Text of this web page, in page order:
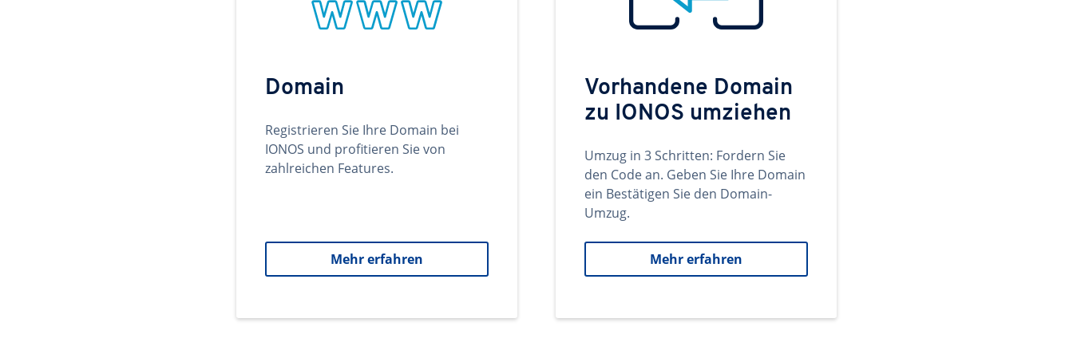
Domain
Registrieren Sie Ihre Domain bei
IONOS und profitieren Sie von
zahlreichen Features.
Mehr erfahren
Vorhandene Domain
zu IONOS umziehen
Umzug in 3 Schritten: Fordern Sie
den Code an. Geben Sie Ihre Domain
ein Bestätigen Sie den Domain-
Umzug.
Mehr erfahren